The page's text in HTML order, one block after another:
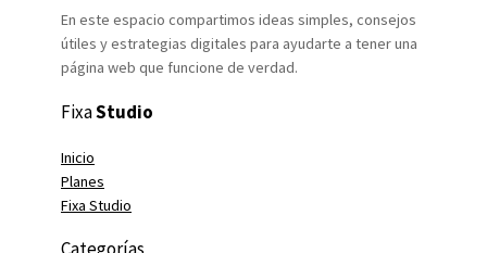
En este espacio compartimos ideas simples, consejos
útiles y estrategias digitales para ayudarte a tener una
página web que funcione de verdad.
FixaStudio
Inicio
Planes
Fixa Studio